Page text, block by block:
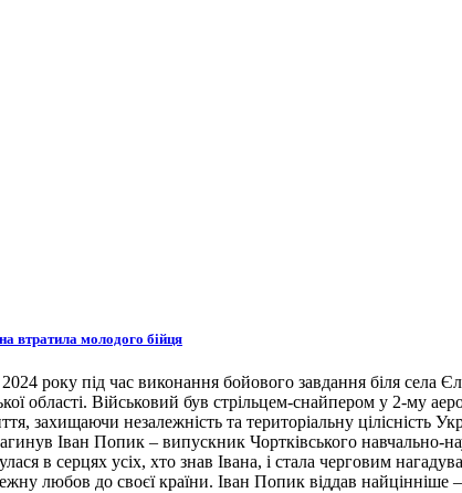
втратила молодого бійця
року під час виконання бойового завдання біля села
області. Військовий був стрільцем-снайпером у 2-му
захищаючи незалежність та територіальну цілісність
Іван Попик – випускник Чортківського навчально-
в серцях усіх, хто знав Івана, і стала черговим
любов до своєї країни. Іван Попик віддав